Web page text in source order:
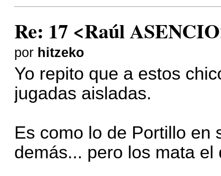
Re: 17 <Raúl
por hitzeko
Yo repito que a estos
jugadas aisladas.
Es como lo de Portillo en
demás... pero los mata el